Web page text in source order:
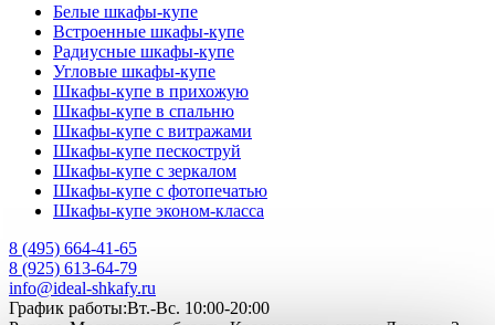
Белые шкафы-купе
Встроенные шкафы-купе
Радиусные шкафы-купе
Угловые шкафы-купе
Шкафы-купе в прихожую
Шкафы-купе в спальню
Шкафы-купе с витражами
Шкафы-купе пескоструй
Шкафы-купе с зеркалом
Шкафы-купе с фотопечатью
Шкафы-купе эконом-класса
8 (495) 664-41-65
8 (925) 613-64-79
info@ideal-shkafy.ru
График работы:Вт.-Вс. 10:00-20:00